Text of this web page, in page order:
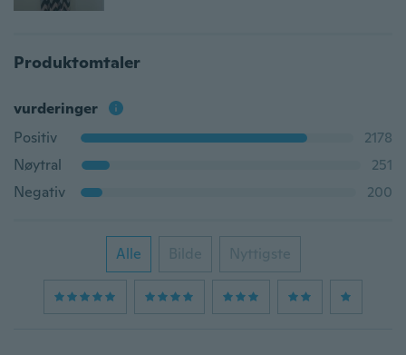
Produktomtaler
vurderinger
Positiv
2178
Nøytral
251
Negativ
200
Alle Bilde Nyttigste